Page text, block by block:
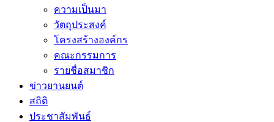
ความเป็นมา
วัตถุประสงค์
โครงสร้างองค์กร
คณะกรรมการ
รายชื่อสมาชิก
ข่าวยานยนต์
สถิติ
ประชาสัมพันธ์